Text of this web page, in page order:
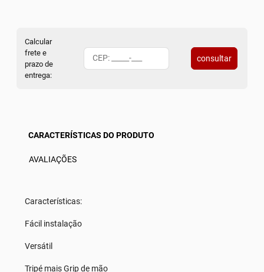
Calcular
frete e
prazo de
entrega:
consultar
CARACTERÍSTICAS DO PRODUTO
AVALIAÇÕES
Características:
Fácil instalação
Versátil
Tripé mais Grip de mão